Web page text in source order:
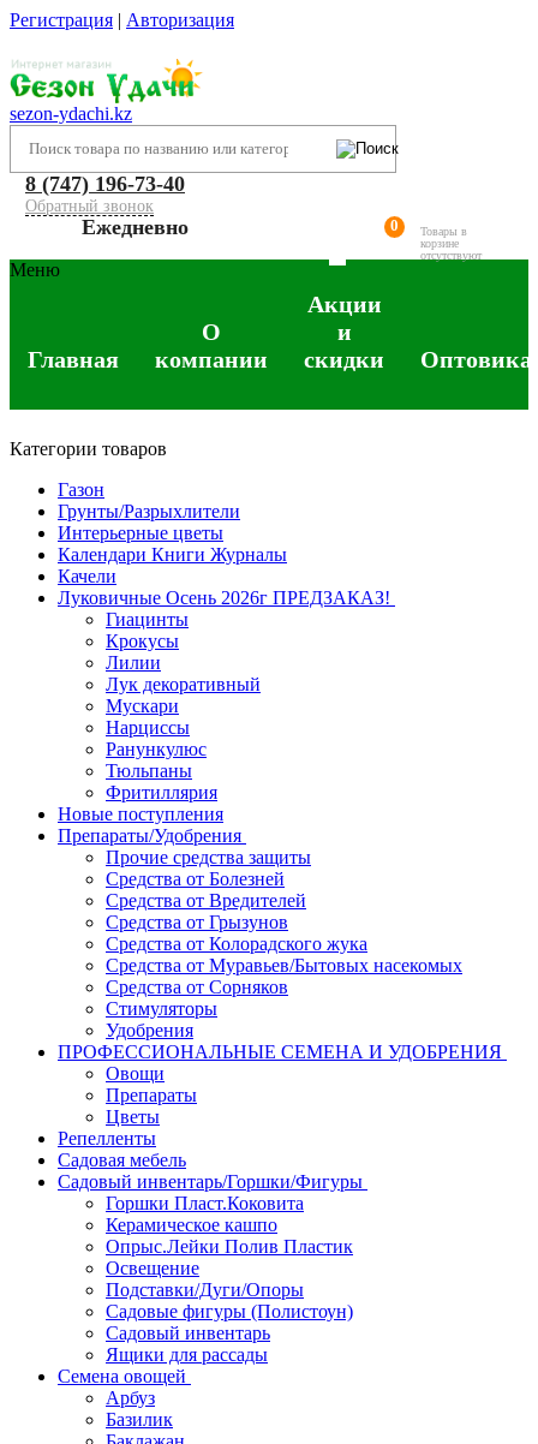
Регистрация | Авторизация
sezon-ydachi.kz
8 (747) 196-73-40
Обратный звонок
Ежедневно 0
Товары в
корзине
отсутствуют
Меню
Главная
О
компании
Акции
и
скидки
Категории товаров
Газон
Грунты/Разрыхлители
Интерьерные цветы
Календари Книги Журналы
Качели
Луковичные Осень 2026г ПРЕДЗАКАЗ!
Гиацинты
Крокусы
Лилии
Лук декоративный
Мускари
Нарциссы
Ранункулюс
Тюльпаны
Фритиллярия
Новые поступления
Препараты/Удобрения
Прочие средства защиты
Средства от Болезней
Средства от Вредителей
Средства от Грызунов
Средства от Колорадского жука
Средства от Муравьев/Бытовых насекомых
Средства от Сорняков
Стимуляторы
Удобрения
ПРОФЕССИОНАЛЬНЫЕ СЕМЕНА И УДОБРЕНИЯ
Овощи
Препараты
Цветы
Репелленты
Садовая мебель
Садовый инвентарь/Горшки/Фигуры
Горшки Пласт.Коковита
Керамическое кашпо
Опрыс.Лейки Полив Пластик
Освещение
Подставки/Дуги/Опоры
Садовые фигуры (Полистоун)
Садовый инвентарь
Ящики для рассады
Семена овощей
Арбуз
Базилик